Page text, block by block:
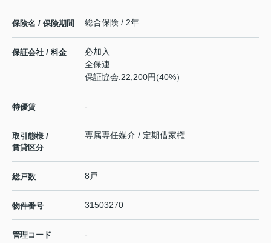
保険名 / 保険期間 総合保険 / 2年
保証会社 / 料金
必加入
全保連
保証協会:22,200円(40%）
特優賃 -
取引態様 /
賃貸区分
専属専任媒介 / 定期借家権
総戸数 8戸
物件番号 31503270
管理コード -